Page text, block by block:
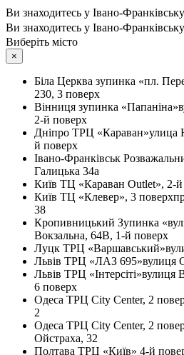
Ви знаходитесь у Івано-
Ви знаходитесь у Івано-
Виберіть місто
×
Біла Церква зупинка «пл.
230, 3 поверх
Вінниця зупинка «Папаніна»
2-й поверх
Дніпро ТРЦ «Караван»улица
й поверх
Івано-Франківськ
Галицька 34а
Київ ТЦ «Караван Outlet», 2-й
Київ ТЦ «Клевер», 3 поверх
38
Кропивницький Зупинка
Вокзальна, 64В, 1-й поверх
Луцк ТРЦ «Варшавський»
Львів ТРЦ «ЛАЗ 695»вулиця
Львів ТРЦ «Інтерсіті»вулиця
6 поверх
Одеса ТРЦ City Center, 2
2
Одеса ТРЦ City Center, 2
Ойстраха, 32
Полтава ТРЦ «Київ» 4-й